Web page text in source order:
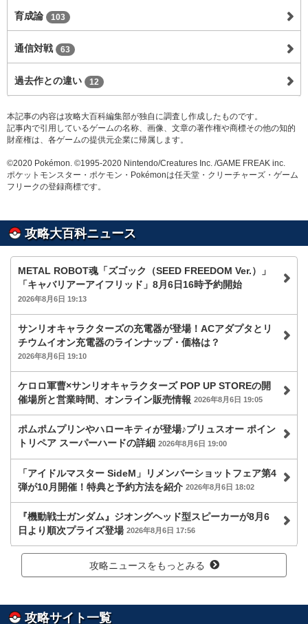
育成論 103
通信対戦 63
過去作との違い 12
本記事の内容は攻略大百科編集部が独自に調査し作成したものです。
記事内で引用しているゲームの名称、画像、文章の著作権や商標その他の知的
財産権は、各ゲームの提供元企業に帰属します。
©2020 Pokémon. ©1995-2020 Nintendo/Creatures Inc. /GAME FREAK inc.
ポケットモンスター・ポケモン・Pokémonは任天堂・クリーチャーズ・ゲーム
フリークの登録商標です。
攻略大百科ニュース
METAL ROBOT魂「ズゴック（SEED FREEDOM Ver.）」
「キャバリアーアイフリッド」8月6日16時予約開始
2026年8月6日 19:13
サンリオキャラクターズの充電器が登場！ACアダプタとリ
チウムイオン充電器のラインナップ・価格は？
2026年8月6日 19:10
ケロロ軍曹×サンリオキャラクターズ POP UP STOREの開
催場所と営業時間、オンライン販売情報 2026年8月6日 19:05
ポムポムプリンやハローキティが登場♪プリュスオー ポイン
トリペア スーパーハードの詳細 2026年8月6日 19:00
「アイドルマスター SideM」リメンバーショットフェア第4
弾が10月開催！特典と予約方法を紹介 2026年8月6日 18:02
『機動戦士ガンダム』ジオングヘッド型スピーカーが8月6
日より順次プライズ登場 2026年8月6日 17:56
攻略ニュースをもっとみる
攻略サイト一覧